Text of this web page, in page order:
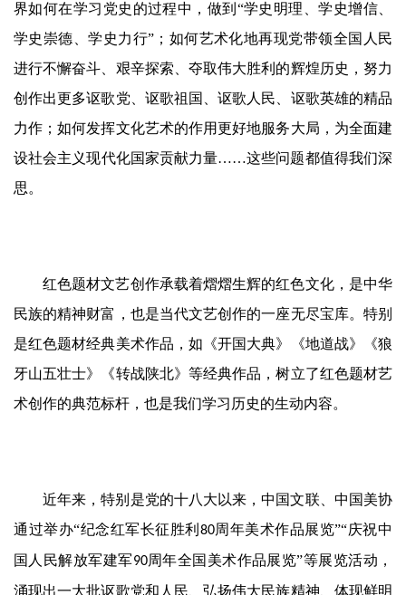
首
艺
坛
快
讯
学
术
研
究
砚
边
界如何在学习党史的过程中，做到 “学史明理、学史增信、
学史崇德、学史力行”；如何艺术化地再现党带领全国人民
进行不懈奋斗、艰辛探索、夺取伟大胜利的辉煌历史，努力
创作出更多讴歌党、讴歌祖国、讴歌人民、讴歌英雄的精品
力作；如何发挥文化艺术的作用更好地服务大局，为全面建
设社会主义现代化国家贡献力量……这些问题都值得我们深
思。
红色题材文艺创作承载着熠熠生辉的红色文化，是中华
民族的精神财富，也是当代文艺创作的一座无尽宝库。特别
是红色题材经典美术作品， 如 《开国大典》《地道战》《狼
牙山五壮士》
《转战陕北》等经典作品，树立了红色题材艺
术创作的典范标杆，也是我们学习历史的生动内容。
近年来，特别是党的十八大以来，中国文联、中国美协
通过举办“纪念红军长征胜利 80周年美术作品展览”“庆祝中
国人民解放军建军90周年全国美术作品展览”等展览活动，
涌现出一大批讴歌党和人民、弘扬伟大民族精神、体现鲜明